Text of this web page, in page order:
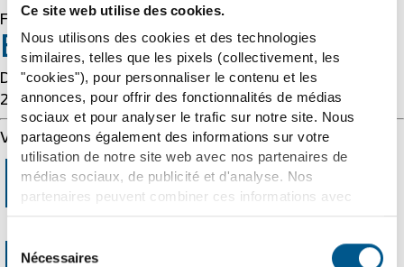
Ce site web utilise des cookies.
Nous utilisons des cookies et des technologies
similaires, telles que les pixels (collectivement, les
"cookies"), pour personnaliser le contenu et les
annonces, pour offrir des fonctionnalités de médias
sociaux et pour analyser le trafic sur notre site. Nous
partageons également des informations sur votre
utilisation de notre site web avec nos partenaires de
médias sociaux, de publicité et d'analyse. Nos
partenaires peuvent combiner ces informations avec
d'autres données que vous leur avez fournies ou qu'ils
services. Nous tenons compte à cet égard de vos
Sélection
Nécessaires
Forbidden
Error 54113
Details: cache-cmh1290036-CMH 1786114907
2519289204
Varnish cache server
Error 403